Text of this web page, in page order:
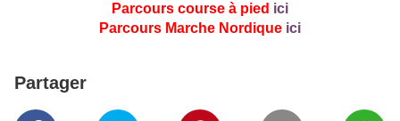
Parcours course à pied ici
Parcours Marche Nordique ici
Partager